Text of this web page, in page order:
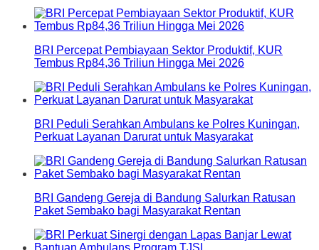
BRI Percepat Pembiayaan Sektor Produktif, KUR
Tembus Rp84,36 Triliun Hingga Mei 2026
BRI Peduli Serahkan Ambulans ke Polres Kuningan,
Perkuat Layanan Darurat untuk Masyarakat
BRI Gandeng Gereja di Bandung Salurkan Ratusan
Paket Sembako bagi Masyarakat Rentan